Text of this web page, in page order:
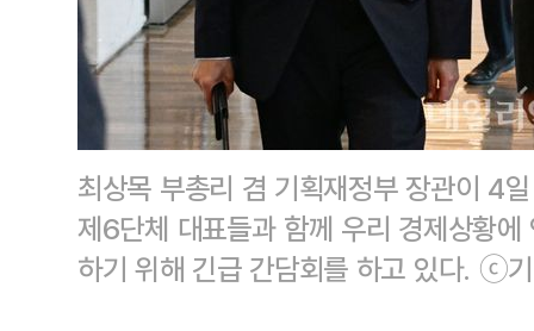
최상목 부총리 겸 기획재정부 장관이 4
제6단체 대표들과 함께 우리 경제상황
하기 위해 긴급 간담회를 하고 있다. ⓒ